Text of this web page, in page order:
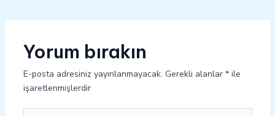
Yorum bırakın
E-posta adresiniz yayınlanmayacak. Gerekli alanlar *ile
işaretlenmişlerdir